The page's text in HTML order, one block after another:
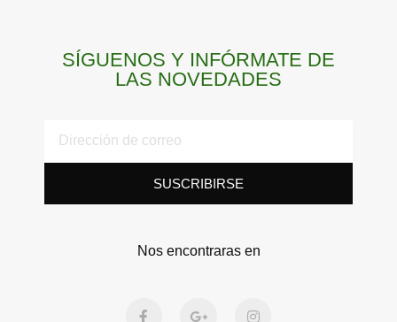
SÍGUENOS Y INFÓRMATE DE
LAS NOVEDADES
SUSCRIBIRSE
Nos encontraras en